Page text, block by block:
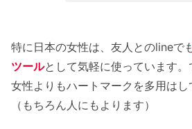
特に日本の女性は、友人とのlineで
ツールとして気軽に使っています
女性よりもハートマークを多用はし
（もちろん人にもよります）